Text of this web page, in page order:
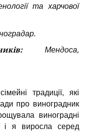
та харчової
Мендоса,
традиції, які
про виноградник
виноградні
і я виросла серед